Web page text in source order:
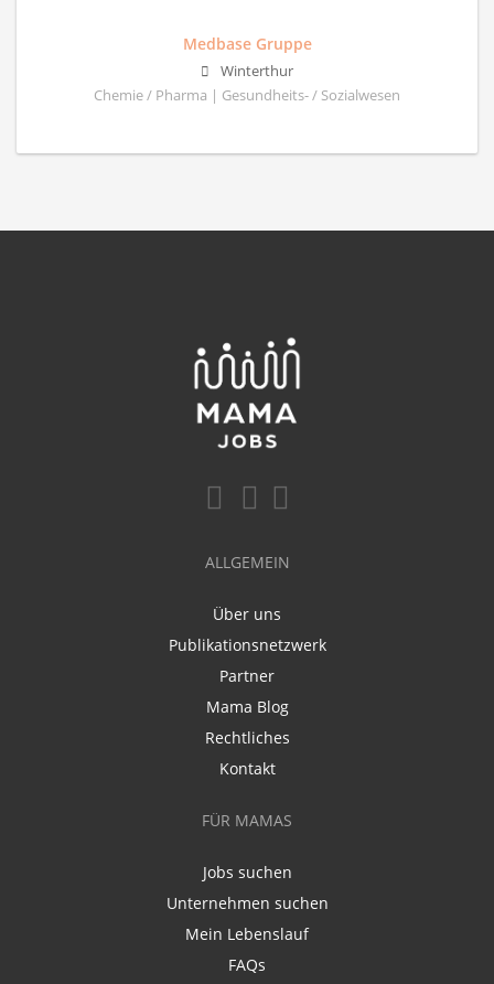
Medbase Gruppe
Winterthur
Chemie / Pharma | Gesundheits- / Sozialwesen
ALLGEMEIN
Über uns
Publikationsnetzwerk
Partner
Mama Blog
Rechtliches
Kontakt
FÜR MAMAS
Jobs suchen
Unternehmen suchen
Mein Lebenslauf
FAQs